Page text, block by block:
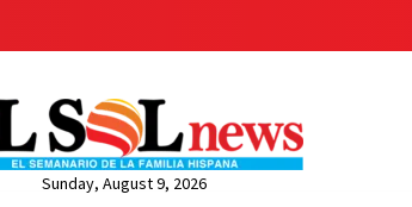
Sunday, August 9, 2026